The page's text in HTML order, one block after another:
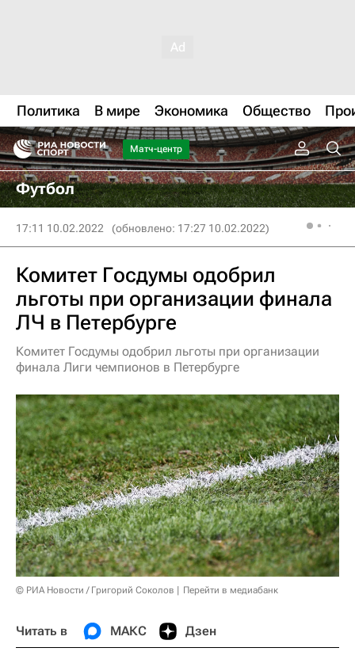
Политика В мире Экономика Общество
Матч-центр
Футбол
17:11 10.02.2022 (обновлено: 17:27 10.02.2022)
Комитет Госдумы одобрил
льготы при организации финала
ЛЧ в Петербурге
Комитет Госдумы одобрил льготы при организации
финала Лиги чемпионов в Петербурге
© РИА Новости / Григорий Соколов Перейти в медиабанк
Читать в МАКС Дзен